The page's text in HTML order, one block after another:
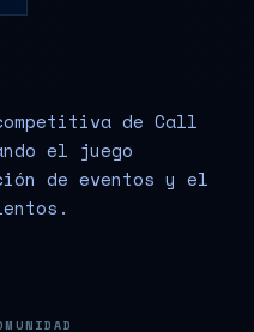
de Call
el juego
de eventos y el